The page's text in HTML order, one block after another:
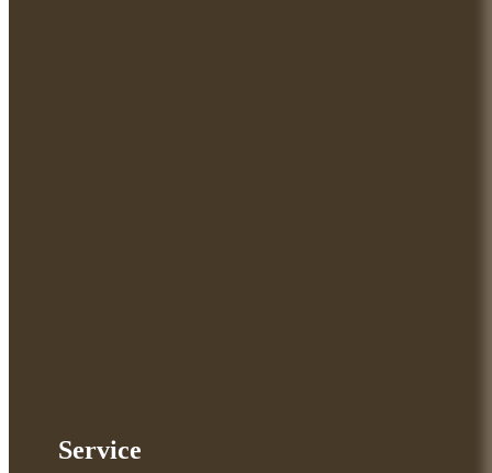
Service